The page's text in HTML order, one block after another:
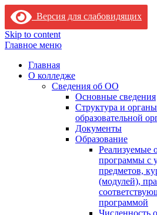
Версия для слабовидящих
Skip to content
Главное меню
Главная
О колледже
Сведения об ОО
Основные сведения
Структура и
образовательной
Документы
Образование
Реализуемые
программы с
предметов,
(модулей),
программой
Численность